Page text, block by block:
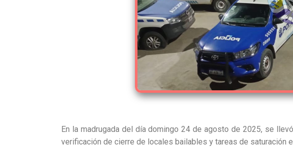
En la madrugada del día domingo 24 de agosto de 2025, se
verificación de cierre de locales bailables y tareas de saturación